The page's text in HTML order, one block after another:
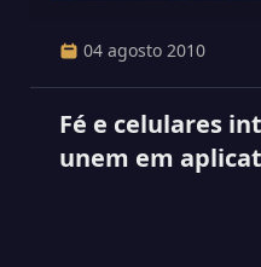
04 agosto 2010
Fé e celulares
unem em